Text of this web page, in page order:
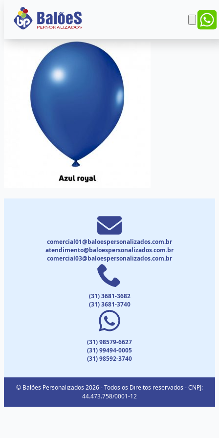
comercial01@baloespersonalizados.com.br
atendimento@baloespersonalizados.com.br
comercial03@baloespersonalizados.com.br
(31) 3681-3682
(31) 3681-3740
(31) 98579-6627
(31) 99494-0005
(31) 98592-3740
© Balões Personalizados 2026 - Todos os Direitos reservados - CNPJ:
44.473.758/0001-12